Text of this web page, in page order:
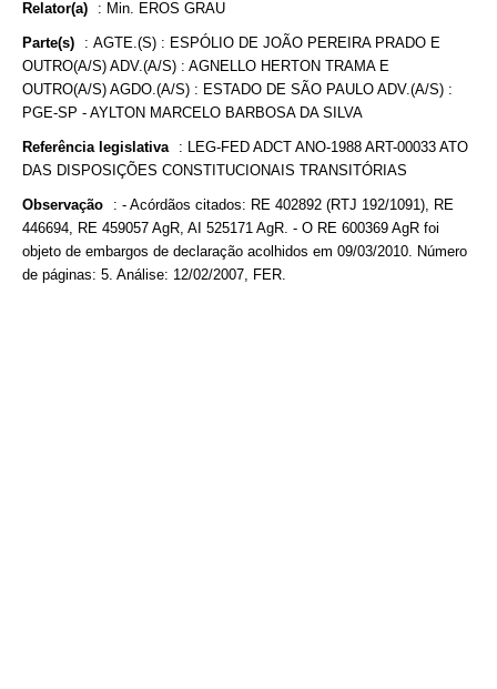
Relator(a) : Min. EROS GRAU
Parte(s) : AGTE.(S) : ESPÓLIO DE JOÃO PEREIRA PRADO E
OUTRO(A/S) ADV.(A/S) : AGNELLO HERTON TRAMA E
OUTRO(A/S) AGDO.(A/S) : ESTADO DE SÃO PAULO ADV.(A/S) :
PGE-SP - AYLTON MARCELO BARBOSA DA SILVA
Referência legislativa : LEG-FED ADCT ANO-1988 ART-00033 ATO
DAS DISPOSIÇÕES CONSTITUCIONAIS TRANSITÓRIAS
Observação : - Acórdãos citados: RE 402892 (RTJ 192/1091), RE
446694, RE 459057 AgR, AI 525171 AgR. - O RE 600369 AgR foi
objeto de embargos de declaração acolhidos em 09/03/2010. Número
de páginas: 5. Análise: 12/02/2007, FER.